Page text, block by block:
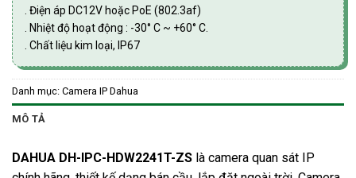
. Điện áp DC12V hoặc PoE (802.3af)
. Nhiệt độ hoạt động : -30° C ~ +60° C.
. Chất liệu kim loại, IP67
Danh mục: Camera IP Dahua
MÔ TẢ
DAHUA DH-IPC-HDW2241T-ZS là camera quan sát IP